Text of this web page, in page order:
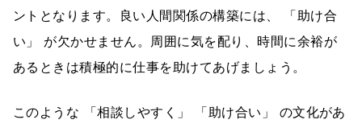
ントとなります。良い人間関係の構築には、 「助け合
い」 が欠かせません。周囲に気を配り、時間に余裕が
あるときは積極的に仕事を助けてあげましょう。
このような 「相談しやすく」 「助け合い」 の文化があ